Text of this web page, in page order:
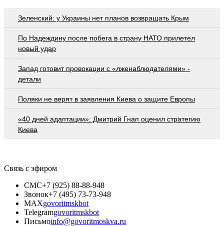
Зеленский: у Украины нет планов возвращать Крым
По Надеждину после побега в страну НАТО прилетел
новый удар
Запад готовит провокации с «лженаблюдателями» -
детали
Поляки не верят в заявления Киева о защите Европы
«40 дней адаптации»: Дмитрий Гнап оценил стратегию
Киева
Связь с эфиром
СМС+7 (925) 88-88-948
Звонок+7 (495) 73-73-948
MAXgovoritmskbot
Telegramgovoritmskbot
Письмоinfo@govoritmoskva.ru